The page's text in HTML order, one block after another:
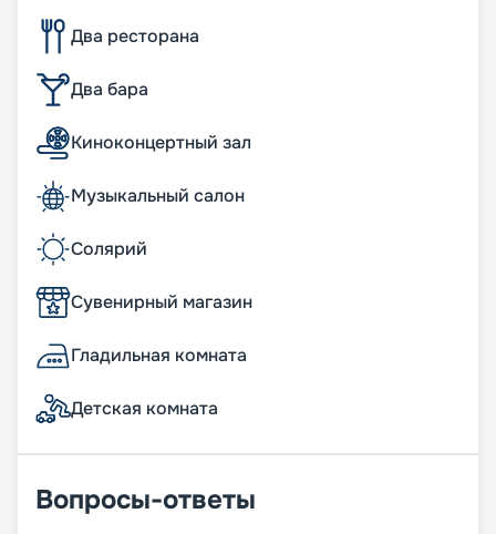
Два ресторана
Два бара
Киноконцертный зал
Музыкальный салон
Солярий
Сувенирный магазин
Гладильная комната
Детская комната
Вопросы-ответы